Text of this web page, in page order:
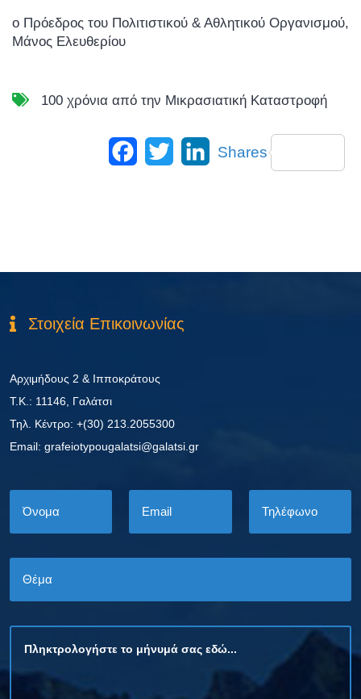
ο Πρόεδρος του Πολιτιστικού & Αθλητικού Οργανισμού,
Μάνος Ελευθερίου
100 χρόνια από την Μικρασιατική Καταστροφή
Facebook
Twitter LinkedIn
Shares
Στοιχεία Επικοινωνίας
Αρχιμήδους 2 & Ιπποκράτους
Τ.Κ.: 11146, Γαλάτσι
Τηλ. Κέντρο: +(30) 213.2055300
Εmail: grafeiotypougalatsi@galatsi.gr